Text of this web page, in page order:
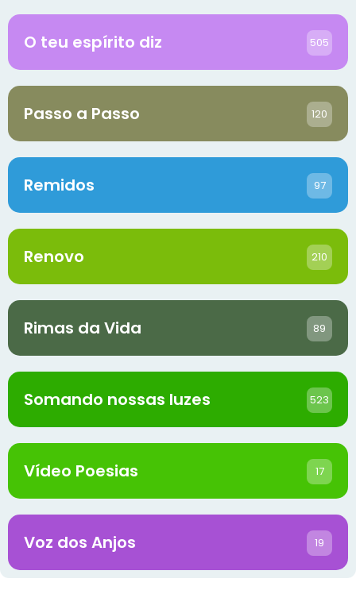
O teu espírito diz 505
Passo a Passo 120
Remidos 97
Renovo 210
Rimas da Vida 89
Somando nossas luzes 523
Vídeo Poesias 17
Voz dos Anjos 19